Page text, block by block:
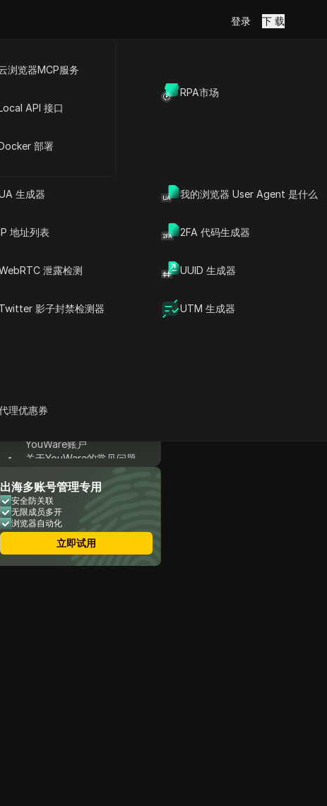
RPA市场
生成器 我的浏览器 User Agent 是什么
地址列表 2FA 代码生成器
泄露检测 UUID 生成器
Twitter 影子封禁检测器 UTM 生成器
理优惠券
浏览器MCP服务
API 接口
部署
登录 下 载
应用的
文章内容
户的实惠选择
YouWare账户
关于YouWare的常见问题
出海多账号管理专用
安全防关联
无限成员多开
浏览器自动化
立即试用